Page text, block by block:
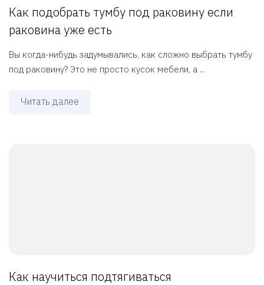
Как подобрать тумбу под раковину если
раковина уже есть
Вы когда-нибудь задумывались, как сложно выбрать тумбу
под раковину? Это не просто кусок мебели, а ...
Читать далее
Как научиться подтягиваться